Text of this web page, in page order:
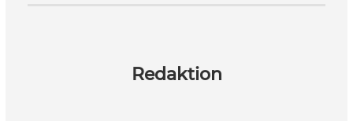
Redaktion